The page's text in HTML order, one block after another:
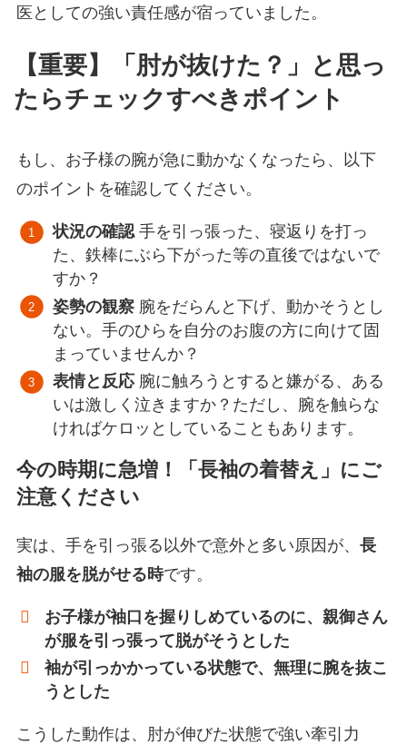
医としての強い責任感が宿っていました。
【重要】「肘が抜けた？」と思っ
たらチェックすべきポイント
もし、お子様の腕が急に動かなくなったら、以下
のポイントを確認してください。
状況の確認手を引っ張った、寝返りを打っ
た、鉄棒にぶら下がった等の直後ではないで
すか？
姿勢の観察 腕をだらんと下げ、動かそうとし
ない。手のひらを自分のお腹の方に向けて固
まっていませんか？
表情と反応腕に触ろうとすると嫌がる、ある
いは激しく泣きますか？ただし、腕を触らな
ければケロッとしていることもあります。
今の時期に急増！「長袖の着替え」にご
注意ください
実は、手を引っ張る以外で意外と多い原因が、 長
袖の服を脱がせる時です。
お子様が袖口を握りしめているのに、親御さん
が服を引っ張って脱がそうとした
袖が引っかかっている状態で、無理に腕を抜こ
うとした
こうした動作は、肘が伸びた状態で強い牽引力